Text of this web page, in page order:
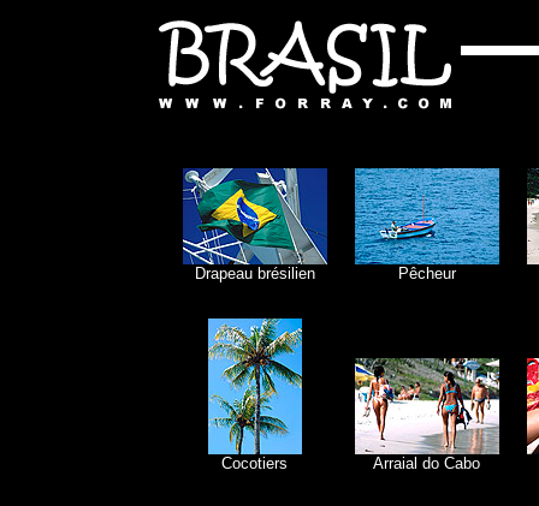
Drapeau brésilien Pêcheur
Cocotiers Arraial do Cabo